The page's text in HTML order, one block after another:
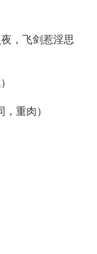
，飞剑惹淫思
重肉）